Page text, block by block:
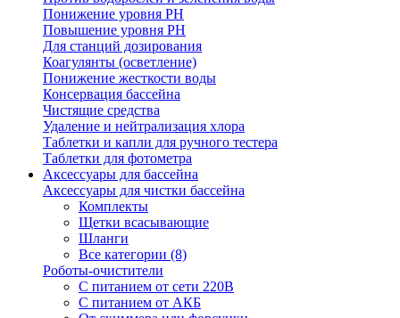
Понижение уровня РН
Повышение уровня РН
Для станций дозирования
Коагулянты (осветление)
Понижение жесткости воды
Консервация бассейна
Чистящие средства
Удаление и нейтрализация хлора
Таблетки и капли для ручного тестера
Таблетки для фотометра
Аксессуары для бассейна
Аксессуары для чистки бассейна
Комплекты
Щетки всасывающие
Шланги
Все категории (8)
Роботы-очистители
С питанием от сети 220В
С питанием от АКБ